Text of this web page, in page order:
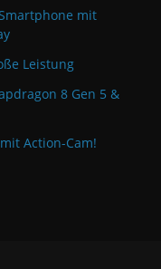
mit
Leistung
8 Gen 5 &
Action-Cam!